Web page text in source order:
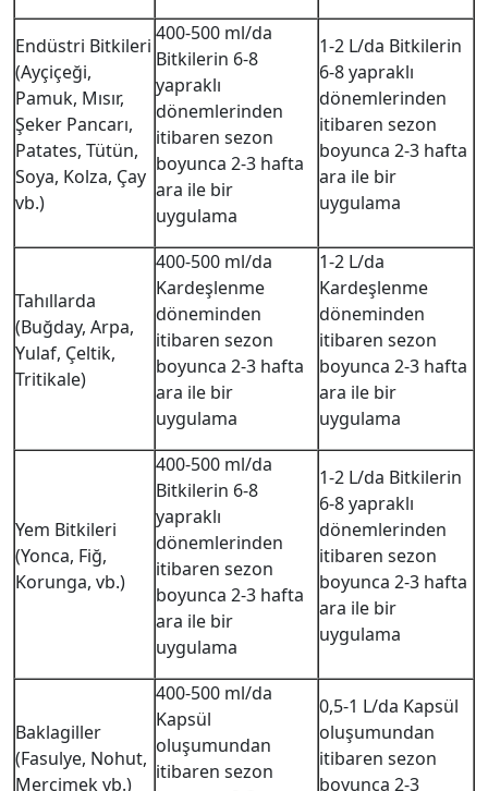
Endüstri Bitkileri
(Ayçiçeği,
Pamuk, Mısır,
Şeker Pancarı,
Patates, Tütün,
Soya, Kolza, Çay
vb.)
400-500 ml/da
Bitkilerin 6-8
yapraklı
dönemlerinden
itibaren sezon
boyunca 2-3 hafta
ara ile bir
uygulama
1-2 L/da Bitkilerin
6-8 yapraklı
dönemlerinden
itibaren sezon
boyunca 2-3 hafta
ara ile bir
uygulama
Tahıllarda
(Buğday, Arpa,
Yulaf, Çeltik,
Tritikale)
400-500 ml/da
Kardeşlenme
döneminden
itibaren sezon
boyunca 2-3 hafta
ara ile bir
uygulama
1-2 L/da
Kardeşlenme
döneminden
itibaren sezon
boyunca 2-3 hafta
ara ile bir
uygulama
Yem Bitkileri
(Yonca, Fiğ,
Korunga, vb.)
400-500 ml/da
Bitkilerin 6-8
yapraklı
dönemlerinden
itibaren sezon
boyunca 2-3 hafta
ara ile bir
uygulama
1-2 L/da Bitkilerin
6-8 yapraklı
dönemlerinden
itibaren sezon
boyunca 2-3 hafta
ara ile bir
uygulama
Baklagiller
(Fasulye, Nohut,
Mercimek vb.)
400-500 ml/da
Kapsül
oluşumundan
itibaren sezon
0,5-1 L/da Kapsül
oluşumundan
itibaren sezon
boyunca 2-3